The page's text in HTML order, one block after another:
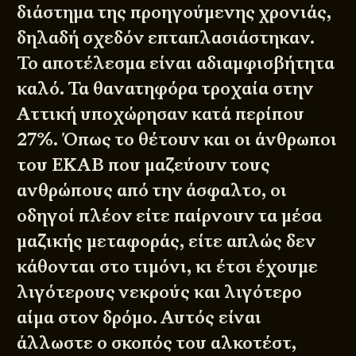
διάστημα της προηγούμενης χρονιάς,
δηλαδή σχεδόν επταπλασιάστηκαν.
Το αποτέλεσμα είναι αδιαμφισβήτητα
καλό. Τα θανατηφόρα τροχαία στην
Αττική υποχώρησαν κατά περίπου
27%. Όπως το θέτουν και οι άνθρωποι
του ΕΚΑΒ που μαζεύουν τους
ανθρώπους από την άσφαλτο, οι
οδηγοί πλέον είτε παίρνουν τα μέσα
μαζικής μεταφοράς, είτε απλώς δεν
κάθονται στο τιμόνι, κι έτσι έχουμε
λιγότερους νεκρούς και λιγότερο
αίμα στον δρόμο. Αυτός είναι
άλλωστε ο σκοπός του αλκοτέστ,